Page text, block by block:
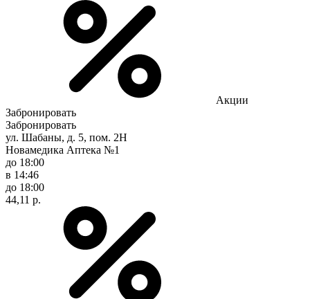
Акции
Забронировать
Забронировать
ул. Шабаны, д. 5, пом. 2Н
Новамедика Аптека №1
до 18:00
в 14:46
до 18:00
44,11 р.